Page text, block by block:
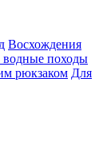
Восхождения
походы
рюкзаком Для